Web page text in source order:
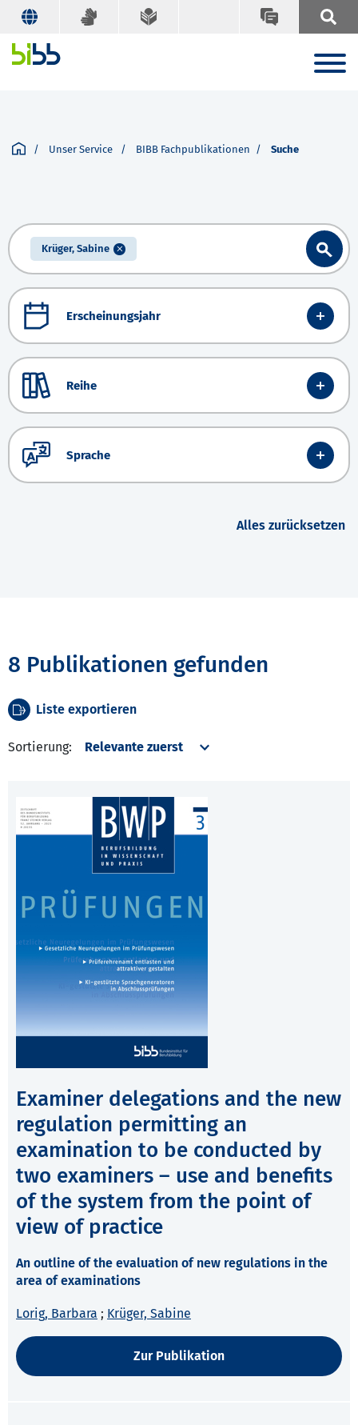
Unser Service BIBB Fachpublikationen Suche
Krüger, Sabine
Erscheinungsjahr
Reihe
Sprache
Alles zurücksetzen
8 Publikationen gefunden
Liste exportieren
Sortierung:
Examiner delegations and the new
regulation permitting an
examination to be conducted by
two examiners – use and benefits
of the system from the point of
view of practice
An outline of the evaluation of new regulations in the
area of examinations
Lorig, Barbara ; Krüger, Sabine
Zur Publikation